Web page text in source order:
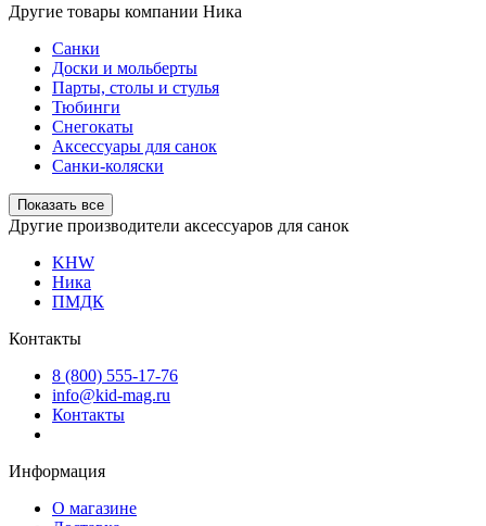
Другие товары компании Ника
Санки
Доски и мольберты
Парты, столы и стулья
Тюбинги
Снегокаты
Аксессуары для санок
Санки-коляски
Показать все
Другие производители аксессуаров для санок
KHW
Ника
ПМДК
Контакты
8 (800) 555-17-76
info@kid-mag.ru
Контакты
Информация
О магазине